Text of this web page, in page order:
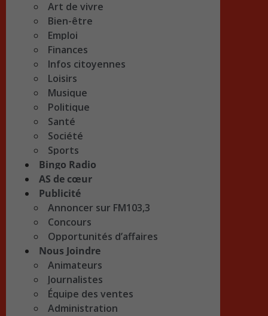
Art de vivre
Bien-être
Emploi
Finances
Infos citoyennes
Loisirs
Musique
Politique
Santé
Société
Sports
Bingo Radio
AS de cœur
Publicité
Annoncer sur FM103,3
Concours
Opportunités d’affaires
Nous Joindre
Animateurs
Journalistes
Équipe des ventes
Administration